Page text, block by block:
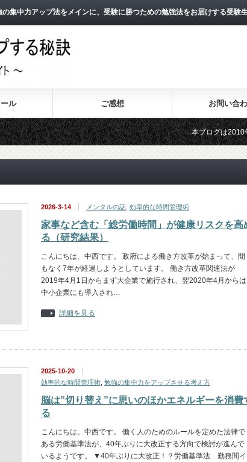
集中力アップ法をメインに、受験に勝つための勉強法をお届けする受験
ル ご感想 お問い合
本ブログは2010年8月より
2011年3月よりスタートし
2026-3-14 メンタルの話 効率的な時間管理術
家事など含む「総労働時間」が健康リスクを高
る（研究結果）
こんにちは、中西です。 政府による働き方改革が始まって、間
もなく7年が経過しようとしています。 働き方改革関連法が
2019年4月1日からまず大企業で施行され、翌2020年4月からは
中小企業にも導入され…
詳細を見る
2025-10-20
効率的な時間管理術 勉強の集中力をアップさせる考え方
脳は”切り替え”に思いのほかエネルギーを消費
る
こんにちは、中西です。 働く人のためのルールを定めた法律で
ある労働基準法が、40年ぶりに大改正する方向で検討が進んで
いるようです。 ▼40年ぶりに大改正！？労働基準法 勤務間イ